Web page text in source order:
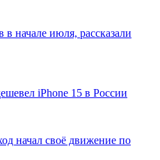
в начале июля, рассказали
iPhone 15 в России
начал своё движение по